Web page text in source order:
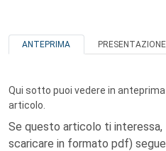
ANTEPRIMA PRESENTAZIONE
Qui sotto puoi vedere in
articolo.
Se questo articolo ti interessa,
scaricare in formato pdf)